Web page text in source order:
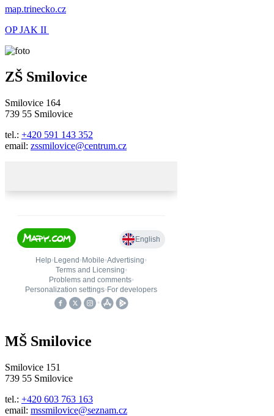
map.trinecko.cz
OP JAK II
ZŠ Smilovice
Smilovice 164
739 55 Smilovice
tel.: +420 591 143 352
email: zssmilovice@centrum.cz
MŠ Smilovice
Smilovice 151
739 55 Smilovice
tel.: +420 603 763 163
email: mssmilovice@seznam.cz